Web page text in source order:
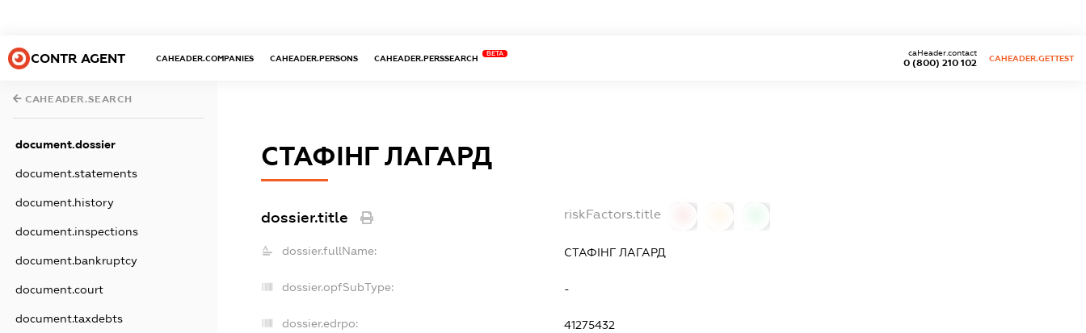
CONTR AGENT CAHEADER.COMPANIES CAHEADER.PERSONS CAHEADER.PERSSEARCH
BETA
0 (800) 210 102
caHeader.contact
CAHEADER.GETTEST
CAHEADER.SEARCH
document.dossier
document.statements
document.history
document.inspections
document.bankruptcy
document.court
document.taxdebts
СТАФІНГ ЛАГАРД
dossier.title riskFactors.title
dossier.fullName: СТАФІНГ ЛАГАРД
dossier.opfSubType: -
dossier.edrpo: 41275432